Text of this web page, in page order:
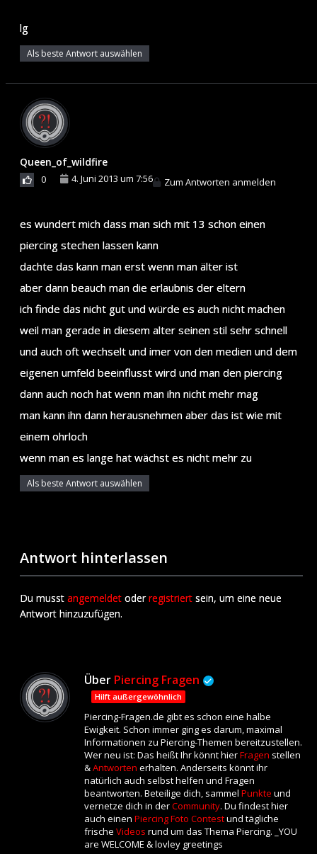
lg
Als beste Antwort auswählen
Queen_of_wildfire
0 4. Juni 2013 um 7:56 Zum Antworten anmelden
es wundert mich dass man sich mit 13 schon einen
piercing stechen lassen kann
dachte das kann man erst wenn man älter ist
aber dann beauch man die erlaubnis der eltern
ich finde das nicht gut und würde es auch nicht machen
weil man gerade in diesem alter seinen stil sehr schnell
und auch oft wechselt und imer von den medien und dem
eigenen umfeld beeinflusst wird und man den piercing
dann auch noch hat wenn man ihn nicht mehr mag
man kann ihn dann herausnehmen aber das ist wie mit
einem ohrloch
wenn man es lange hat wächst es nicht mehr zu
Als beste Antwort auswählen
Antwort hinterlassen
Du musst angemeldet oderregistriert sein, um eine neue
Antwort hinzuzufügen.
Über Piercing Fragen
Hilft außergewöhnlich
Piercing-Fragen.de gibt es schon eine halbe
Ewigkeit. Schon immer ging es darum, maximal
Informationen zu Piercing-Themen bereitzustellen.
Wer neu ist: Das heißt Ihr könnt hierFragen stellen
&Antworten erhalten. Anderseits könnt ihr
natürlich auch selbst helfen und Fragen
beantworten. Beteilige dich, sammel Punkte und
vernetze dich in derCommunity. Du findest hier
auch einen Piercing Foto Contestund tägliche
frische Videos rund um das Thema Piercing. _YOU
are WELCOME & lovley greetings